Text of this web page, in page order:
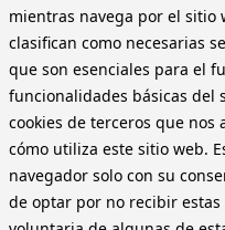
mientras navega por el sitio
clasifican como necesarias
que son esenciales para el
funcionalidades básicas del
cookies de terceros que
cómo utiliza este sitio web.
navegador solo con su
de optar por no recibir estas